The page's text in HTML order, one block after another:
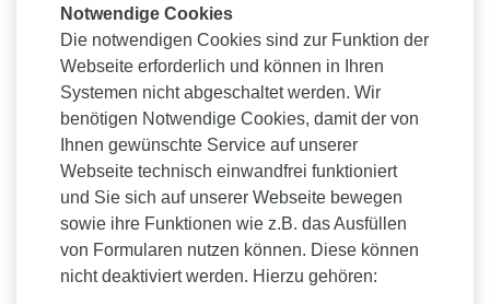
Notwendige Cookies
Die notwendigen Cookies sind zur Funktion der
Webseite erforderlich und können in Ihren
Systemen nicht abgeschaltet werden. Wir
benötigen Notwendige Cookies, damit der von
Ihnen gewünschte Service auf unserer
Webseite technisch einwandfrei funktioniert
und Sie sich auf unserer Webseite bewegen
sowie ihre Funktionen wie z.B. das Ausfüllen
von Formularen nutzen können. Diese können
nicht deaktiviert werden. Hierzu gehören: